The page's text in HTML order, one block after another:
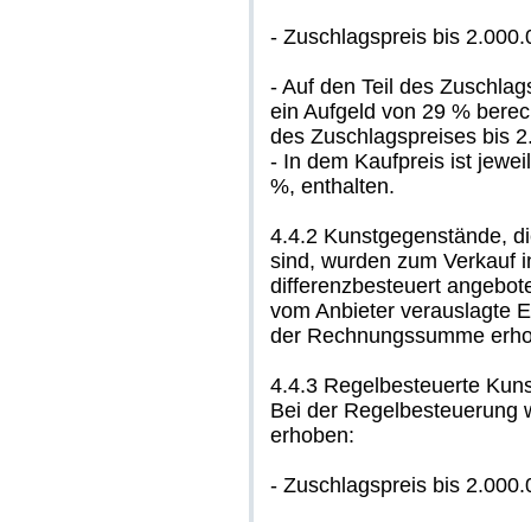
- Zuschlagspreis bis
- Auf den Teil des
ein Aufgeld von 29 %
des Zuschlagspreises bis
- In dem Kaufpreis ist
%, enthalten.
4.4.2 Kunstgegenstände,
sind, wurden zum Verkauf
differenzbesteuert
vom Anbieter verauslagte
der Rechnungssumme
4.4.3 Regelbesteuerte
Bei der Regelbesteuerung
erhoben:
- Zuschlagspreis bis